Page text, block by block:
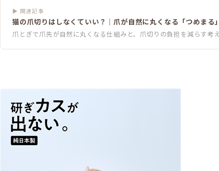
▶ 関連記事
猫の爪切りはしなくていい？｜爪が自然に丸くなる「つめまる
爪とぎで爪先が自然に丸くなる仕組みと、爪切りの負担を減らす考